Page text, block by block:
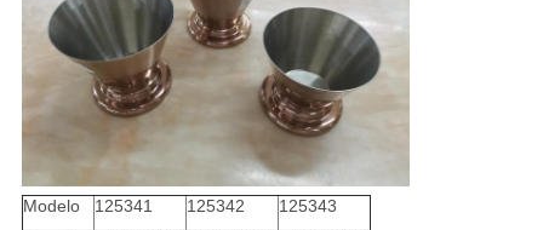
Modelo 125341 125342
125343